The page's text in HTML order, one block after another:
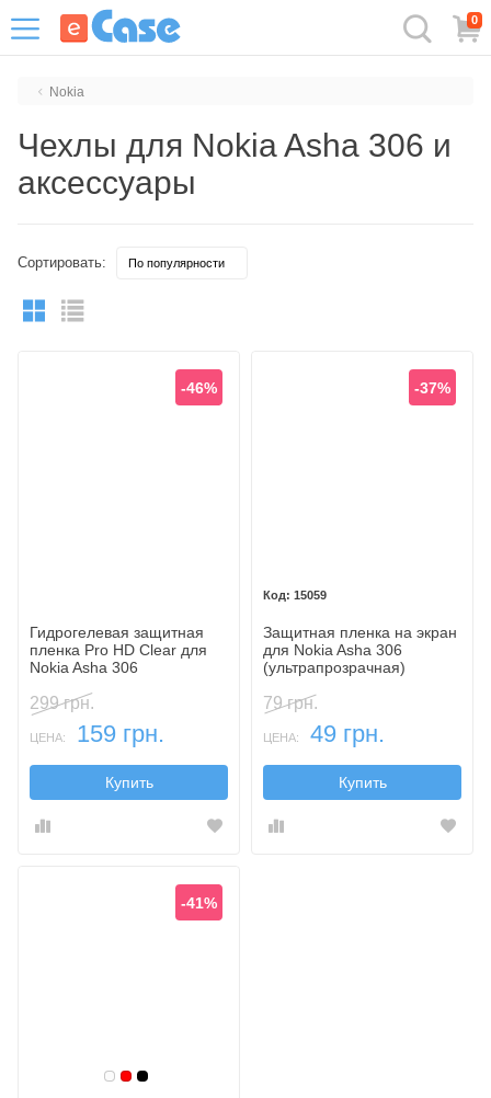
0
Nokia
Чехлы для Nokia Asha 306 и
аксессуары
Сортировать:
-46%
Гидрогелевая защитная
пленка Pro HD Clear для
Nokia Asha 306
299 грн.
ЦЕНА: 159 грн.
Купить
-37%
15059
Защитная пленка на экран
для Nokia Asha 306
(ультрапрозрачная)
79 грн.
ЦЕНА: 49 грн.
Купить
Белый
Красный
Черный
-41%